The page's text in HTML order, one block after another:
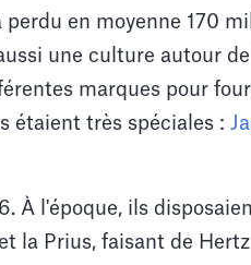
en moyenne 170
une culture autour
marques pour
étaient très spéciales :
À l'époque, ils
la Prius, faisant de